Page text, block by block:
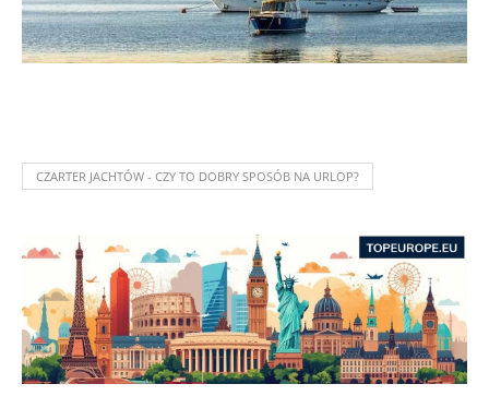
CZARTER JACHTÓW - CZY TO DOBRY SPOSÓB NA URLOP?